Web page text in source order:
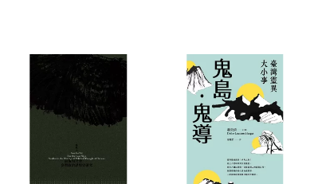
PAY、AFTEE
退換貨規範
本店是否提供消費者保護法七日猶